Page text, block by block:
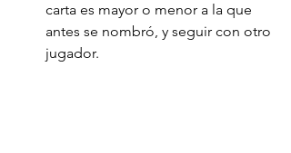
carta es mayor o menor a la que
antes se nombró, y seguir con otro
jugador.